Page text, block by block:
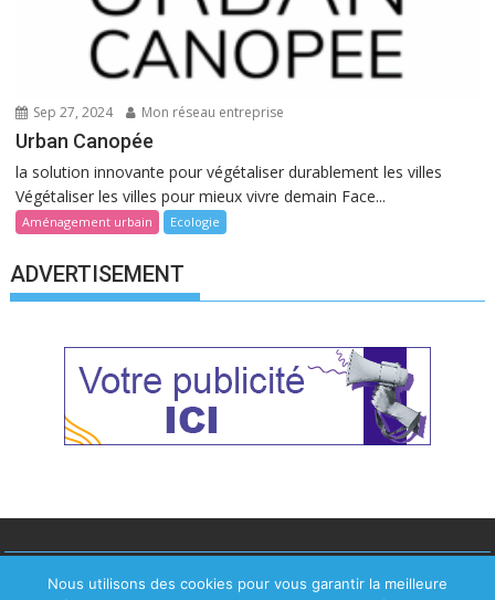
Sep 27, 2024 Mon réseau entreprise
Urban Canopée
la solution innovante pour végétaliser durablement les villes
Végétaliser les villes pour mieux vivre demain Face...
Aménagement urbain Ecologie
ADVERTISEMENT
Copyright ©2023 Comerep agency -Mentions légales
Nous utilisons des cookies pour vous garantir la meilleure